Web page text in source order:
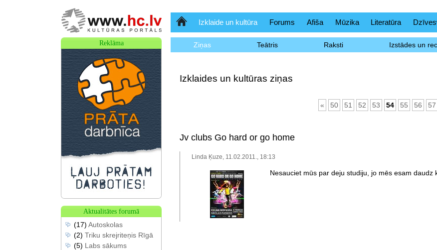
SākumlapaIzklaide un kultūra Forums Afiša Mūzika Literatūra
Ziņas Teātris Raksti Izstādes un
Izklaides un kultūras ziņas
« 50 51 52 53 54 55 56 57
Jv clubs Go hard or go home
Linda Ķuze, 11.02.2011., 18:13
Nesauciet mūs par deju studiju, jo mēs esam daudz
Reklāma
Aktualitātes forumā
(17) Autoskolas
(2) Triku skrejriteņis Rīgā
(5) Labs sākums